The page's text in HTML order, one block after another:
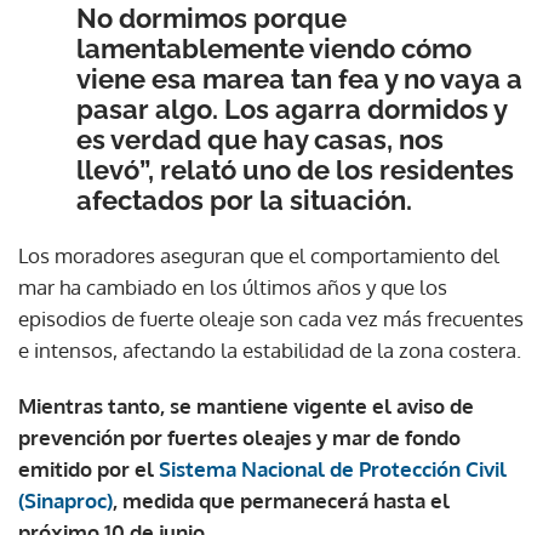
No dormimos porque
lamentablemente viendo cómo
viene esa marea tan fea y no vaya a
pasar algo. Los agarra dormidos y
es verdad que hay casas, nos
llevó”, relató uno de los residentes
afectados por la situación.
Los moradores aseguran que el comportamiento del
mar ha cambiado en los últimos años y que los
episodios de fuerte oleaje son cada vez más frecuentes
e intensos, afectando la estabilidad de la zona costera.
Mientras tanto, se mantiene vigente el aviso de
prevención por fuertes oleajes y mar de fondo
emitido por elSistema Nacional de Protección Civil
(Sinaproc), medida que permanecerá hasta el